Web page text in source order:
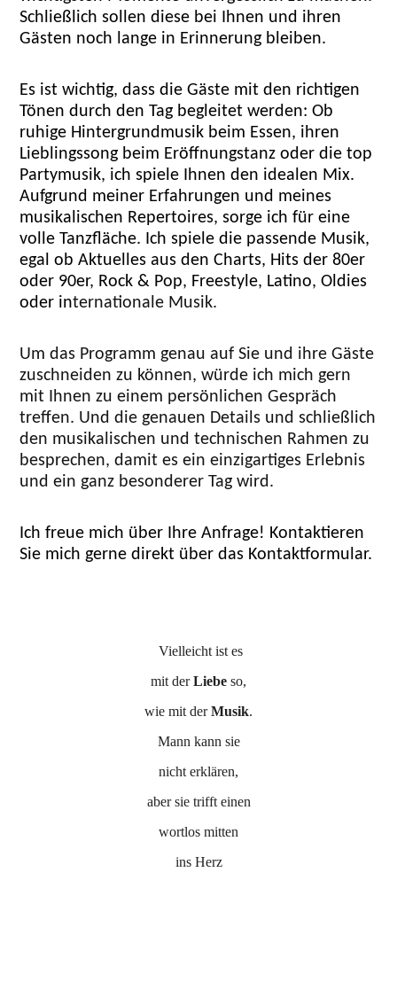
Schließlich sollen diese bei Ihnen und ihren
Gästen noch lange in Erinnerung bleiben.
Es ist wichtig, dass die Gäste mit den richtigen
Tönen durch den Tag begleitet werden: Ob
ruhige Hintergrundmusik beim Essen, ihren
Lieblingssong beim Eröffnungstanz oder die top
Partymusik, ich spiele Ihnen den idealen Mix.
Aufgrund meiner Erfahrungen und meines
musikalischen Repertoires, sorge ich für eine
volle Tanzfläche. Ich spiele die passende Musik,
egal ob Aktuelles aus den Charts, Hits der 80er
oder 90er, Rock & Pop, Freestyle, Latino, Oldies
oder internationale Musik.
Um das Programm genau auf Sie und ihre Gäste
zuschneiden zu können, würde ich mich gern
mit Ihnen zu einem persönlichen Gespräch
treffen. Und die genauen Details und schließlich
den musikalischen und technischen Rahmen zu
besprechen, damit es ein einzigartiges Erlebnis
und ein ganz besonderer Tag wird.
Ich freue mich über Ihre Anfrage! Kontaktieren
Sie mich gerne direkt über das Kontaktformular.
Vielleicht ist es
mit derLiebe so,
wie mit derMusik.
Mann kann sie
nicht erklären,
aber sie trifft einen
wortlos mitten
ins Herz